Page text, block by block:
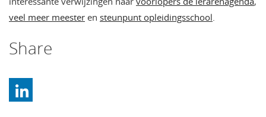
veel meer meester en steunpunt opleidingsschool.
Share